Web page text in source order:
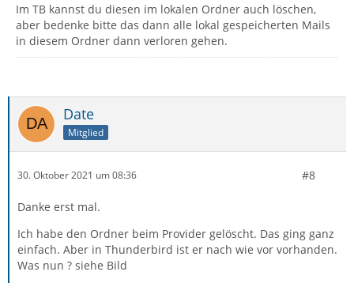
Im TB kannst du diesen im lokalen Ordner auch löschen,
aber bedenke bitte das dann alle lokal gespeicherten Mails
in diesem Ordner dann verloren gehen.
Date
Mitglied
30. Oktober 2021 um 08:36 #8
Danke erst mal.
Ich habe den Ordner beim Provider gelöscht. Das ging ganz
einfach. Aber in Thunderbird ist er nach wie vor vorhanden.
Was nun ? siehe Bild